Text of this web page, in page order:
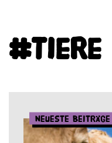
#Tiere
Neueste Beiträge